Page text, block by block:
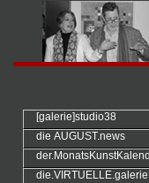
[galerie]studio38
die AUGUST.news
die.VIRTUELLE.galerie